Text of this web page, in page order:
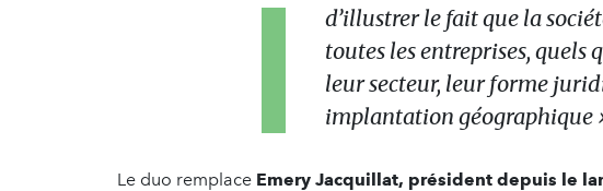
d’illustrer le fait que la
toutes les entreprises, quels
leur secteur, leur forme
implantation géographique
Le duo remplace Emery Jacquillat, président depuis le